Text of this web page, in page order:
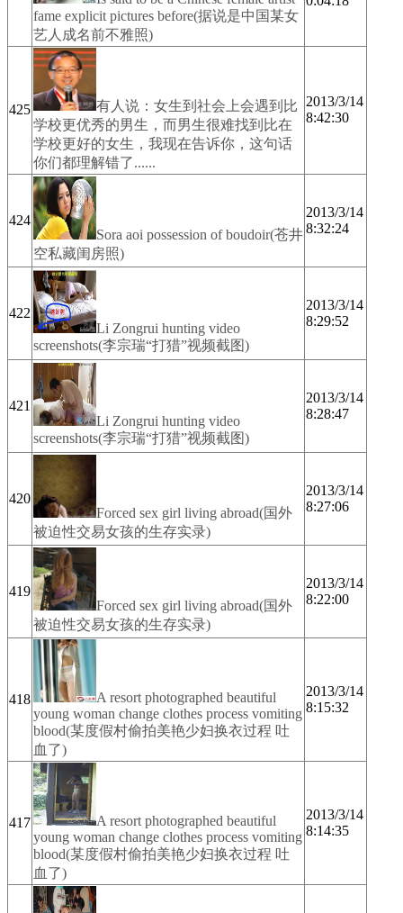
fame explicit pictures before(据说是中国某女
艺人成名前不雅照)
425
有人说：女生到社会上会遇到比
学校更优秀的男生，而男生很难找到比在
学校更好的女生，我现在告诉你，这句话
你们都理解错了......
2013/3/14
8:42:30
424
Sora aoi possession of boudoir(苍井
空私藏闺房照)
2013/3/14
8:32:24
422
Li Zongrui hunting video
screenshots(李宗瑞“打猎”视频截图)
2013/3/14
8:29:52
421
Li Zongrui hunting video
screenshots(李宗瑞“打猎”视频截图)
2013/3/14
8:28:47
420
Forced sex girl living abroad(国外
被迫性交易女孩的生存实录)
2013/3/14
8:27:06
419
Forced sex girl living abroad(国外
被迫性交易女孩的生存实录)
2013/3/14
8:22:00
418
A resort photographed beautiful
young woman change clothes process vomiting
blood(某度假村偷拍美艳少妇换衣过程 吐
血了)
2013/3/14
8:15:32
417
A resort photographed beautiful
young woman change clothes process vomiting
blood(某度假村偷拍美艳少妇换衣过程 吐
血了)
2013/3/14
8:14:35